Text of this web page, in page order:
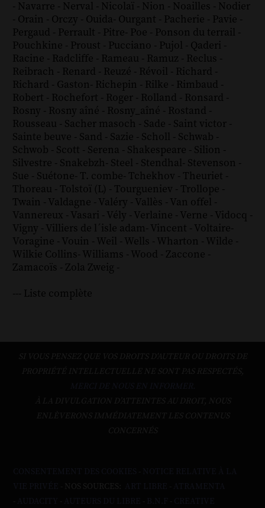
- Navarre - Nerval - Nicolaï - Nion - Noailles - Nodier
- Orain - Orczy - Ouida- Ourgant - Pacherie - Pavie -
Pergaud - Perrault - Pitre- Poe - Ponson du terrail -
Pouchkine - Proust - Pucciano - Pujol - Qaderi -
Racine - Radcliffe - Rameau - Ramuz - Reclus -
Reibrach - Renard - Reuzé - Révoil - Richard -
Richard - Gaston- Richepin - Rilke - Rimbaud -
Robert - Rochefort - Roger - Rolland - Ronsard -
Rosny - Rosny aîné - Rosny_aîné - Rostand -
Rousseau - Sacher masoch - Sade - Saint victor -
Sainte beuve - Sand - Sazie - Scholl - Schwab -
Schwob - Scott - Serena - Shakespeare - Silion -
Silvestre - Snakebzh- Steel - Stendhal- Stevenson -
Sue - Suétone- T. combe- Tchekhov - Theuriet -
Thoreau - Tolstoï (L) - Tourgueniev - Trollope -
Twain - Valdagne - Valéry - Vallès - Van offel -
Vannereux - Vasari - Vély - Verlaine - Verne - Vidocq -
Vigny - Villiers de l´isle adam- Vincent - Voltaire-
Voragine - Vouin - Weil - Wells - Wharton - Wilde -
Wilkie Collins- Williams - Wood - Zaccone -
Zamacoïs - Zola Zweig -
--- Liste complète